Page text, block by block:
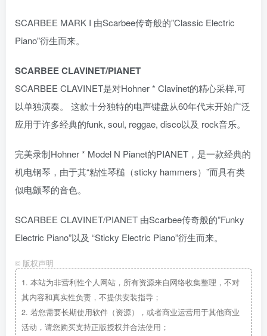
SCARBEE MARK I 由Scarbee传奇般的”Classic Electric
Piano”衍生而来。
SCARBEE CLAVINET/PIANET
SCARBEE CLAVINET是对Hohner * Clavinet的精心采样,可
以单独演奏。 这款十分独特的电声键盘从60年代末开始广泛
应用于许多经典的funk, soul, reggae, disco以及 rock音乐。
完美录制Hohner * Model N Pianet的PIANET，是一款经典的
机电钢琴，由于其“粘性琴槌（sticky hammers）”而具有类
似电颤琴的音色。
SCARBEE CLAVINET/PIANET 由Scarbee传奇般的”Funky
Electric Piano”以及 “Sticky Electric Piano”衍生而来。
© 版权声明
1. 本站为非营利性个人网站，所有资源来自网络收集整理，不对
其内容和真实性负责，不提供安装指导；
2. 若您需要长期使用软件（资源），或者商业运营用于其他商业
活动，请您购买支持正版授权并合法使用；